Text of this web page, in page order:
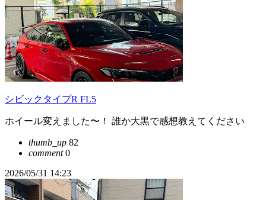
シビックタイプR FL5
ホイール変えました〜！ 誰か大黒で感想教えてください
thumb_up 82
comment0
2026/05/31 14:23